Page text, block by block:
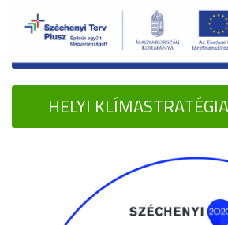
HELYI KLÍMASTRATÉGIA